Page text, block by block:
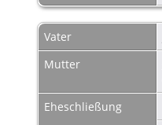
Vater
Mutter
Eheschließung